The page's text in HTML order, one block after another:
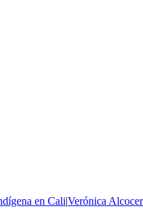
en Cali|Verónica Alcocer